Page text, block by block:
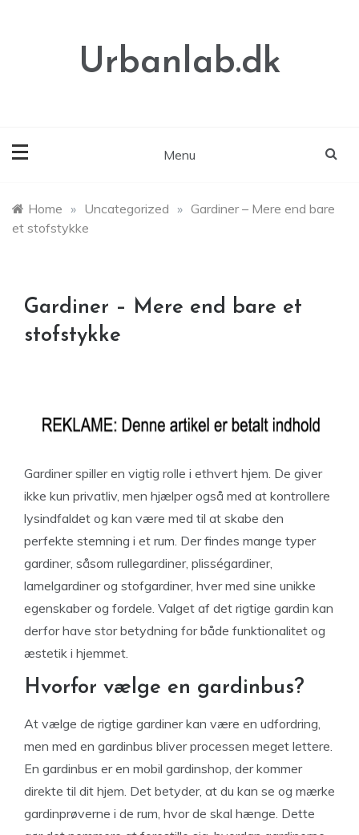
Urbanlab.dk
Menu
Home » Uncategorized » Gardiner – Mere end bare
et stofstykke
Gardiner – Mere end bare et
stofstykke
Gardiner spiller en vigtig rolle i ethvert hjem. De giver
ikke kun privatliv, men hjælper også med at kontrollere
lysindfaldet og kan være med til at skabe den
perfekte stemning i et rum. Der findes mange typer
gardiner, såsom rullegardiner, plisségardiner,
lamelgardiner og stofgardiner, hver med sine unikke
egenskaber og fordele. Valget af det rigtige gardin kan
derfor have stor betydning for både funktionalitet og
æstetik i hjemmet.
Hvorfor vælge en gardinbus?
At vælge de rigtige gardiner kan være en udfordring,
men med en gardinbus bliver processen meget lettere.
En gardinbus er en mobil gardinshop, der kommer
direkte til dit hjem. Det betyder, at du kan se og mærke
gardinprøverne i de rum, hvor de skal hænge. Dette